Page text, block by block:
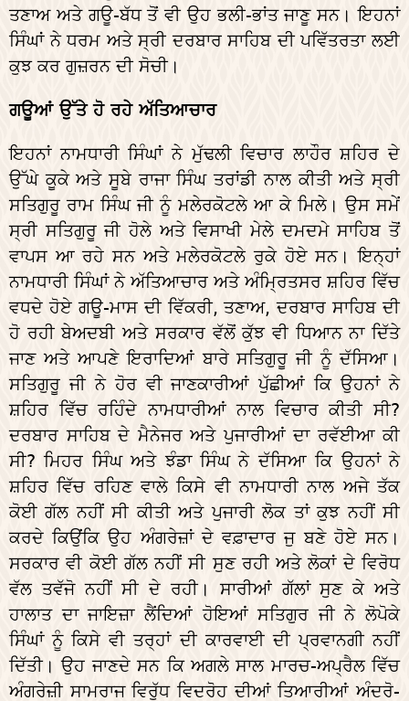
ਤਣਾਅ ਅਤੇ ਗਊ-ਬੱਧ ਤੋਂ ਵੀ ਉਹ ਭਲੀ-ਭਾਂਤ ਜਾਣੂ ਸਨ। ਇਹਨਾਂ
ਸਿੰਘਾਂ ਨੇ ਧਰਮ ਅਤੇ ਸ੍ਰੀ ਦਰਬਾਰ ਸਾਹਿਬ ਦੀ ਪਵਿੱਤਰਤਾ ਲਈ
ਕੁਝ ਕਰ ਗੁਜ਼ਰਨ ਦੀ ਸੋਚੀ।
ਗਊਆਂ ਉੱਤੇ ਹੋ ਰਹੇ ਅੱਤਿਆਚਾਰ
ਇਹਨਾਂ ਨਾਮਧਾਰੀ ਸਿੰਘਾਂ ਨੇ ਮੁੱਢਲੀ ਵਿਚਾਰ ਲਾਹੌਰ ਸ਼ਹਿਰ ਦੇ
ਉੱਘੇ ਕੂਕੇ ਅਤੇ ਸੂਬੇ ਰਾਜਾ ਸਿੰਘ ਤਰਾਂਡੀ ਨਾਲ ਕੀਤੀ ਅਤੇ ਸ੍ਰੀ
ਸਤਿਗੁਰੂ ਰਾਮ ਸਿੰਘ ਜੀ ਨੂੰ ਮਲੇਰਕੋਟਲੇ ਆ ਕੇ ਮਿਲੇ। ਉਸ ਸਮੇਂ
ਸ੍ਰੀ ਸਤਿਗੁਰੂ ਜੀ ਹੋਲੇ ਅਤੇ ਵਿਸਾਖੀ ਮੇਲੇ ਦਮਦਮੇ ਸਾਹਿਬ ਤੋਂ
ਵਾਪਸ ਆ ਰਹੇ ਸਨ ਅਤੇ ਮਲੇਰਕੋਟਲੇ ਰੁਕੇ ਹੋਏ ਸਨ। ਇਨ੍ਹਾਂ
ਨਾਮਧਾਰੀ ਸਿੰਘਾਂ ਨੇ ਅੱਤਿਆਚਾਰ ਅਤੇ ਅੰਮ੍ਰਿਤਸਰ ਸ਼ਹਿਰ ਵਿੱਚ
ਵਧਦੇ ਹੋਏ ਗਊ-ਮਾਸ ਦੀ ਵਿੱਕਰੀ, ਤਣਾਅ, ਦਰਬਾਰ ਸਾਹਿਬ ਦੀ
ਹੋ ਰਹੀ ਬੇਅਦਬੀ ਅਤੇ ਸਰਕਾਰ ਵੱਲੋਂ ਕੁੱਝ ਵੀ ਧਿਆਨ ਨਾ ਦਿੱਤੇ
ਜਾਣ ਅਤੇ ਆਪਣੇ ਇਰਾਦਿਆਂ ਬਾਰੇ ਸਤਿਗੁਰੂ ਜੀ ਨੂੰ ਦੱਸਿਆ।
ਸਤਿਗੁਰੂ ਜੀ ਨੇ ਹੋਰ ਵੀ ਜਾਣਕਾਰੀਆਂ ਪੁੱਛੀਆਂ ਕਿ ਉਹਨਾਂ ਨੇ
ਸ਼ਹਿਰ ਵਿੱਚ ਰਹਿੰਦੇ ਨਾਮਧਾਰੀਆਂ ਨਾਲ ਵਿਚਾਰ ਕੀਤੀ ਸੀ?
ਦਰਬਾਰ ਸਾਹਿਬ ਦੇ ਮੈਨੇਜਰ ਅਤੇ ਪੁਜਾਰੀਆਂ ਦਾ ਰਵੱਈਆ ਕੀ
ਸੀ? ਮਿਹਰ ਸਿੰਘ ਅਤੇ ਝੰਡਾ ਸਿੰਘ ਨੇ ਦੱਸਿਆ ਕਿ ਉਹਨਾਂ ਨੇ
ਸ਼ਹਿਰ ਵਿੱਚ ਰਹਿਣ ਵਾਲੇ ਕਿਸੇ ਵੀ ਨਾਮਧਾਰੀ ਨਾਲ ਅਜੇ ਤੱਕ
ਕੋਈ ਗੱਲ ਨਹੀਂ ਸੀ ਕੀਤੀ ਅਤੇ ਪੁਜਾਰੀ ਲੋਕ ਤਾਂ ਕੁਝ ਨਹੀਂ ਸੀ
ਕਰਦੇ ਕਿਉਂਕਿ ਉਹ ਅੰਗਰੇਜ਼ਾਂ ਦੇ ਵਫ਼ਾਦਾਰ ਜੁ ਬਣੇ ਹੋਏ ਸਨ।
ਸਰਕਾਰ ਵੀ ਕੋਈ ਗੱਲ ਨਹੀਂ ਸੀ ਸੁਣ ਰਹੀ ਅਤੇ ਲੋਕਾਂ ਦੇ ਵਿਰੋਧ
ਵੱਲ ਤਵੱਜੋ ਨਹੀਂ ਸੀ ਦੇ ਰਹੀ। ਸਾਰੀਆਂ ਗੱਲਾਂ ਸੁਣ ਕੇ ਅਤੇ
ਹਾਲਾਤ ਦਾ ਜਾਇਜ਼ਾ ਲੈਂਦਿਆਂ ਹੋਇਆਂ ਸਤਿਗੁਰ ਜੀ ਨੇ ਲੋਪੋਕੇ
ਸਿੰਘਾਂ ਨੂੰ ਕਿਸੇ ਵੀ ਤਰ੍ਹਾਂ ਦੀ ਕਾਰਵਾਈ ਦੀ ਪ੍ਰਵਾਨਗੀ ਨਹੀਂ
ਦਿੱਤੀ। ਉਹ ਜਾਣਦੇ ਸਨ ਕਿ ਅਗਲੇ ਸਾਲ ਮਾਰਚ-ਅਪ੍ਰੈਲ ਵਿੱਚ
ਅੰਗਰੇਜ਼ੀ ਸਾਮਰਾਜ ਵਿਰੁੱਧ ਵਿਦਰੋਹ ਦੀਆਂ ਤਿਆਰੀਆਂ ਅੰਦਰੋ-